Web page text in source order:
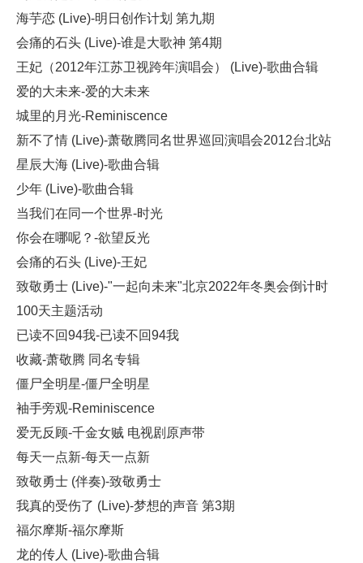
海芋恋 (Live)-明日创作计划 第九期
会痛的石头 (Live)-谁是大歌神 第4期
王妃（2012年江苏卫视跨年演唱会） (Live)-歌曲合辑
爱的大未来-爱的大未来
城里的月光-Reminiscence
新不了情 (Live)-萧敬腾同名世界巡回演唱会2012台北站
星辰大海 (Live)-歌曲合辑
少年 (Live)-歌曲合辑
当我们在同一个世界-时光
你会在哪呢？-欲望反光
会痛的石头 (Live)-王妃
致敬勇士 (Live)-"一起向未来"北京2022年冬奥会倒计时
100天主题活动
已读不回94我-已读不回94我
收藏-萧敬腾 同名专辑
僵尸全明星-僵尸全明星
袖手旁观-Reminiscence
爱无反顾-千金女贼 电视剧原声带
每天一点新-每天一点新
致敬勇士 (伴奏)-致敬勇士
我真的受伤了 (Live)-梦想的声音 第3期
福尔摩斯-福尔摩斯
龙的传人 (Live)-歌曲合辑